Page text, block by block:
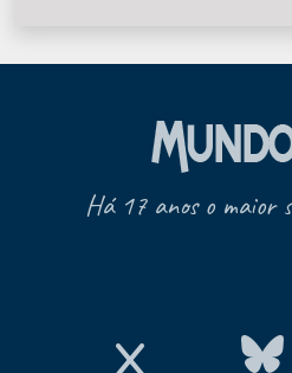
Há 17 anos o maior